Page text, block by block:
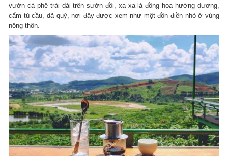
vườn cà phê trải dài trên sườn đồi, xa xa là đồng hoa hướng dương,
cẩm tú cầu, dã quỳ, nơi đây được xem như một đồn điền nhỏ ở vùng
nông thôn.